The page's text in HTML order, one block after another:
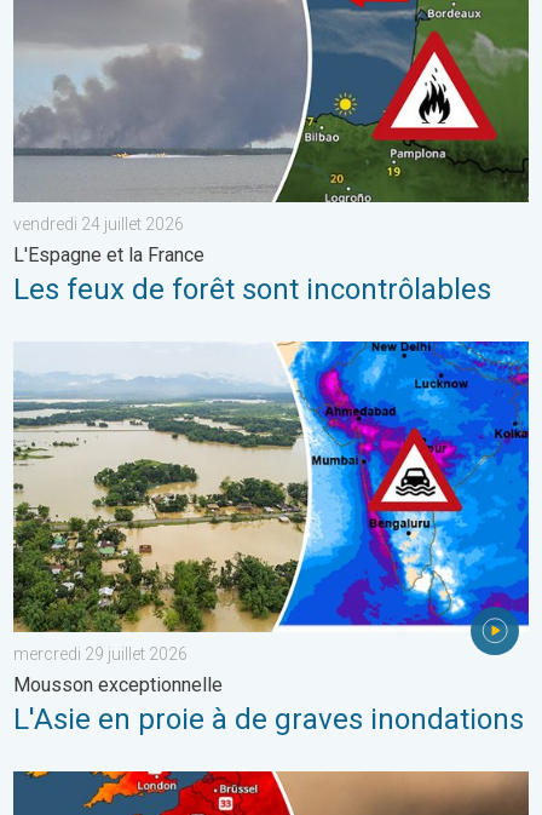
vendredi 24 juillet 2026
L'Espagne et la France
Les feux de forêt sont incontrôlables
L'Asie en proie à de graves inondations. Mousson
mercredi 29 juillet 2026
Mousson exceptionnelle
L'Asie en proie à de graves inondations
Le sud-ouest de la France brûle vivement. Milliers de sinistrés.